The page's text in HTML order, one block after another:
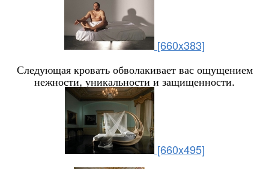
[660x383]
Следующая кровать обволакивает вас ощущением
нежности, уникальности и защищенности.
[660x495]